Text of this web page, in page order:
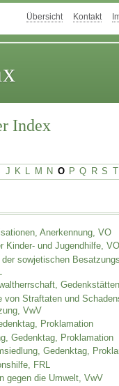
Übersicht Kontakt
Index
J K L M N O P Q R S
Anerkennung, VO
Kinder- und Jugendhilfe, VO
sowjetischen
von Straftaten und
VwV
Proklamation
Gedenktag, Proklamation
Gedenktag,
FRL
gegen die Umwelt, VwV